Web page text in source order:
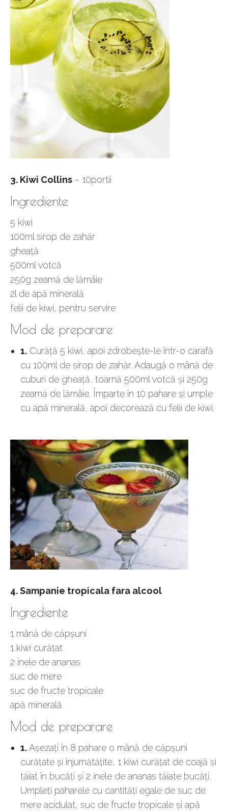
3. Kiwi Collins – 10portii
Ingrediente
5 kiwi
100ml sirop de zahăr
gheaţă
500ml votcă
250g zeamă de lămâie
2l de apă minerală
felii de kiwi, pentru servire
Mod de preparare
1. Curăţă 5 kiwi, apoi zdrobeşte-le într-o carafă
cu 100ml de sirop de zahăr. Adaugă o mână de
cuburi de gheaţă, toarnă 500ml votcă şi 250g
zeamă de lămâie. Împarte în 10 pahare şi umple
cu apă minerală, apoi decorează cu felii de kiwi.
4. Sampanie tropicala fara alcool
Ingrediente
1 mână de căpşuni
1 kiwi curăţat
2 inele de ananas
suc de mere
suc de fructe tropicale
apă minerală
Mod de preparare
1. Aşezaţi în 8 pahare o mână de căpşuni
curăţate şi înjumătăţite, 1 kiwi curăţat de coajă şi
tăiat în bucăţi şi 2 inele de ananas tăiate bucăţi.
Umpleţi paharele cu cantităţi egale de suc de
mere acidulat, suc de fructe tropicale şi apă